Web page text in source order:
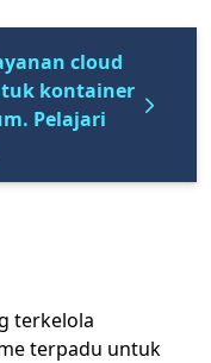
cloud
kontainer
Pelajari
terkelola
terpadu untuk